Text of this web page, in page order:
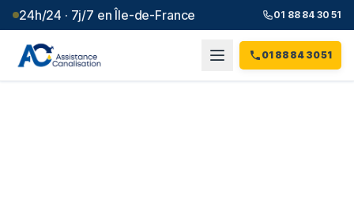
24h/24 · 7j/7 en Île-de-France 01 88 84 30 51
01 88 84 30 51